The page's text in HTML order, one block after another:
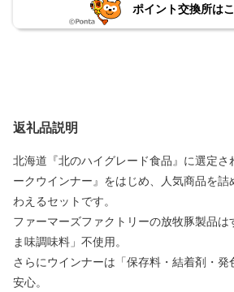
ポイント交換所は
返礼品説明
北海道『北のハイグレード食品』に選定さ
ークウインナー』をはじめ、人気商品を詰
わえるセットです。
ファーマーズファクトリーの放牧豚製品は
ま味調味料」不使用。
さらにウインナーは「保存料・結着剤・発
安心。